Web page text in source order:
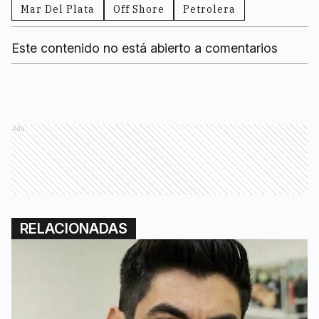
Mar Del Plata Off Shore Petrolera
Este contenido no está abierto a comentarios
Ads
RELACIONADAS